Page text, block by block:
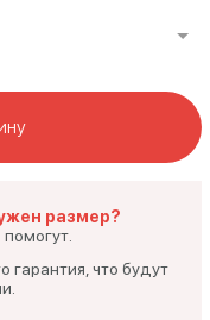
размер?
гарантия, что будут